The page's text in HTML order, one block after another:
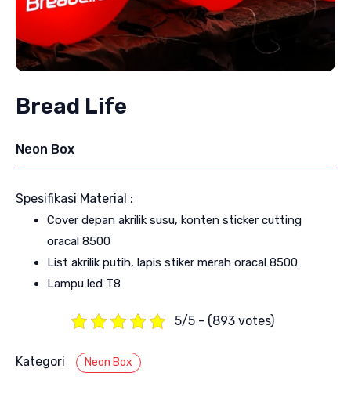
Bread Life
Neon Box
Spesifikasi Material :
Cover depan akrilik susu, konten sticker cutting
oracal 8500
List akrilik putih, lapis stiker merah oracal 8500
Lampu led T8
5/5 - (893 votes)
Kategori Neon Box